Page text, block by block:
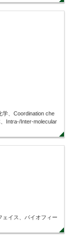
、Coordination che
Intra-/Inter-molecular
ェイス、バイオフィー